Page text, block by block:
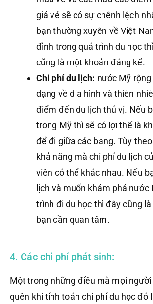
giá vé sẽ có sự chênh lệch
bạn thường xuyên về Việt
đình trong quá trình du học
cũng là một khoản đáng kể.
Chi phí du lịch: nước Mỹ
dạng về địa hình và thiên
điểm đến du lịch thú vị. Nếu
trong Mỹ thì sẽ có lợi thế là
để đi giữa các bang. Tùy
khả năng mà chi phí du lịch
viên có thể khác nhau. Nếu
lịch và muốn khám phá nước
trình đi du học thì đây cũng
bạn cần quan tâm.
4. Các chi phí phát sinh:
Một trong những điều mà mọi
quên khi tính toán chi phí du học đó